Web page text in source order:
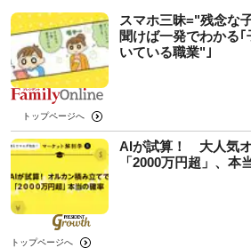
スマホ三昧="残念な
聞けば一発でわかる
いている職業"｣
トップページへ
AIが試算！ 大人気
「2000万円超」、本
トップページへ